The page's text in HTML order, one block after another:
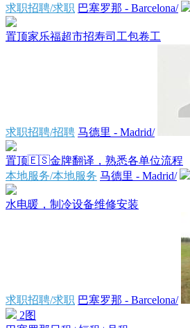
求职招聘/求职 巴塞罗那 - Barcelona/
置顶家乐福超市招寿司工包卷工
求职招聘/招聘 马德里 - Madrid/
置顶🇪🇸金牌翻译，熟悉各单位流程
本地服务/本地服务 马德里 - Madrid/
水电暖，制冷设备维修安装
求职招聘/求职 巴塞罗那 - Barcelona/
2图